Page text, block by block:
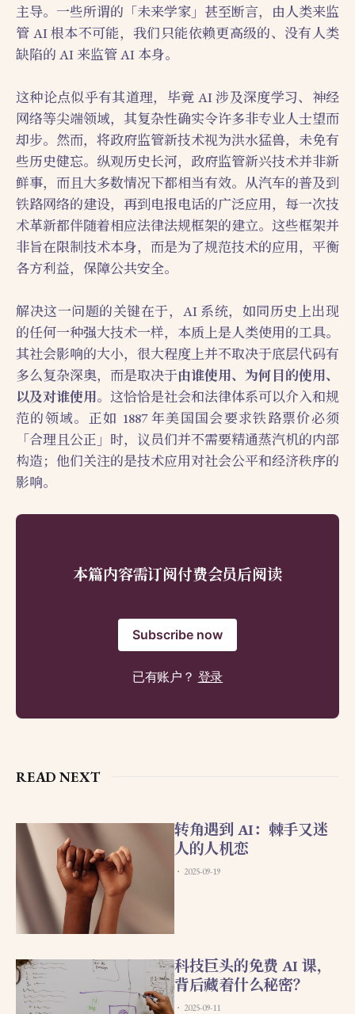
主导。一些所谓的「未来学家」甚至断言，由人类来监
管 AI 根本不可能，我们只能依赖更高级的、没有人类
缺陷的 AI 来监管 AI 本身。
这种论点似乎有其道理，毕竟 AI 涉及深度学习、神经
网络等尖端领域，其复杂性确实令许多非专业人士望而
却步。然而，将政府监管新技术视为洪水猛兽，未免有
些历史健忘。纵观历史长河，政府监管新兴技术并非新
鲜事，而且大多数情况下都相当有效。从汽车的普及到
铁路网络的建设，再到电报电话的广泛应用，每一次技
术革新都伴随着相应法律法规框架的建立。这些框架并
非旨在限制技术本身，而是为了规范技术的应用，平衡
各方利益，保障公共安全。
解决这一问题的关键在于，AI 系统，如同历史上出现
的任何一种强大技术一样，本质上是人类使用的工具。
其社会影响的大小，很大程度上并不取决于底层代码有
多么复杂深奥，而是取决于由谁使用、为何目的使用、
以及对谁使用。这恰恰是社会和法律体系可以介入和规
范的领域。正如 1887 年美国国会要求铁路票价必须
「合理且公正」时，议员们并不需要精通蒸汽机的内部
构造；他们关注的是技术应用对社会公平和经济秩序的
影响。
本篇内容需订阅付费会员后阅读
Subscribe now
已有账户？ 登录
READ NEXT
转角遇到 AI：棘手又迷
人的人机恋
2025-09-19
科技巨头的免费 AI 课，
背后藏着什么秘密？
2025-09-11